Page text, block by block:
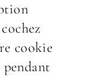
cookie
pendant